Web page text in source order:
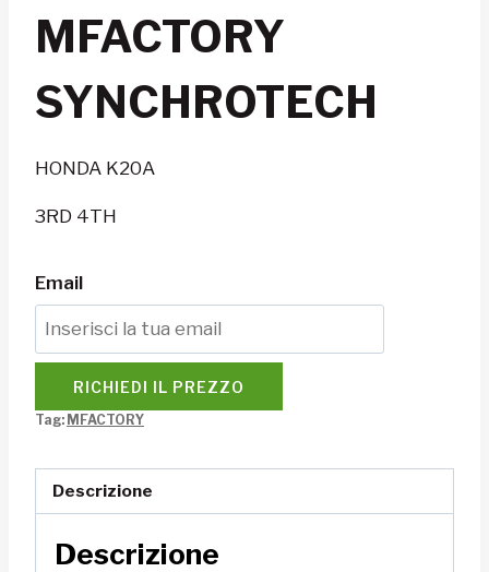
MFACTORY
SYNCHROTECH
HONDA K20A
3RD 4TH
Email
RICHIEDI IL PREZZO
Tag: MFACTORY
Descrizione
Descrizione